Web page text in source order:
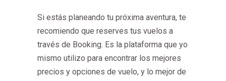
Si estás planeando tu próxima aventura, te
recomiendo que reserves tus vuelos a
través de Booking. Es la plataforma que yo
mismo utilizo para encontrar los mejores
precios y opciones de vuelo, y lo mejor de